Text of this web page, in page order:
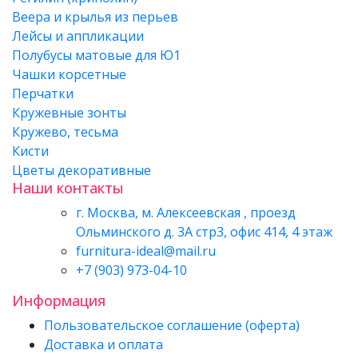
Веера и крылья из перьев
Лейсы и аппликации
Полубусы матовые для Ю1
Чашки корсетные
Перчатки
Кружевные зонты
Кружево, тесьма
Кисти
Цветы декоративные
Наши контакты
г. Москва, м. Алексеевская , проезд
Ольминского д. 3А стр3, офис 414, 4 этаж
furnitura-ideal@mail.ru
+7 (903) 973-04-10
Информация
Пользовательское соглашение (оферта)
Доставка и оплата